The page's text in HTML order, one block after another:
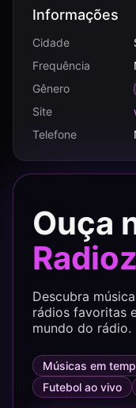
Informações
Cidade
Frequência
Gênero
Site
Telefone
Ouça
Descubra
rádios favoritas
mundo do rádio.
Músicas em
Futebol ao vivo